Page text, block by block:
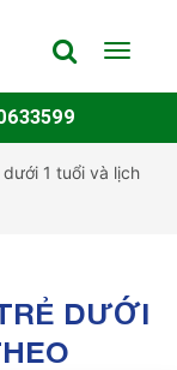
Toggle
1 tuổi và lịch
DƯỚI